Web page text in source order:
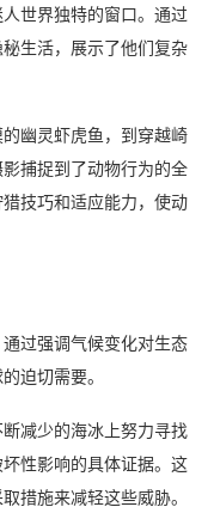
世界独特的窗口。通过
生活，展示了他们复杂
幽灵虾虎鱼，到穿越崎
捕捉到了动物行为的全
技巧和适应能力，使动
过强调气候变化对生态
迫切需要。
减少的海冰上努力寻找
性影响的具体证据。这
措施来减轻这些威胁。